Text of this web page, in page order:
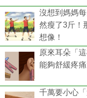
沒想到媽媽
然瘦了3斤！
想像！
原來耳朵「
能夠舒緩疼
千萬要小心